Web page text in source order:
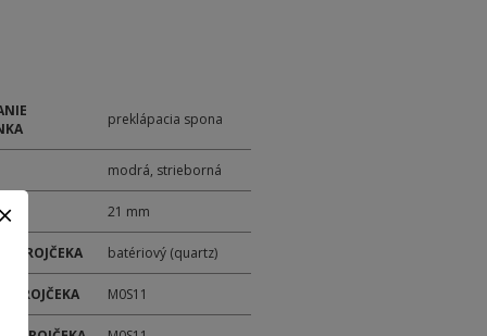
preklápacia spona
modrá, strieborná
21 mm
STROJČEKA batériový (quartz)
STROJČEKA M0S11